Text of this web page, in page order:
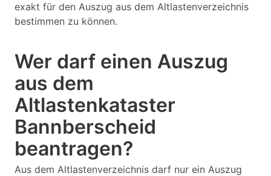
exakt für den Auszug aus dem Altlastenverzeichnis
bestimmen zu können.
Wer darf einen Auszug
aus dem
Altlastenkataster
Bannberscheid
beantragen?
Aus dem Altlastenverzeichnis darf nur ein Auszug